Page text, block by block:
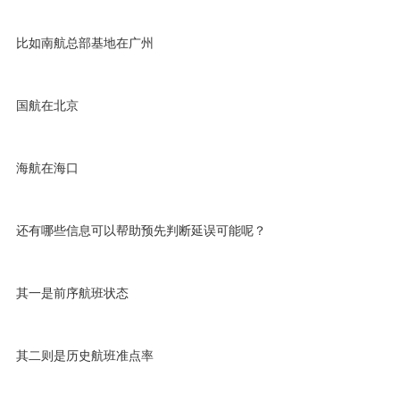
比如南航总部基地在广州
国航在北京
海航在海口
还有哪些信息可以帮助预先判断延误可能呢？
其一是前序航班状态
其二则是历史航班准点率